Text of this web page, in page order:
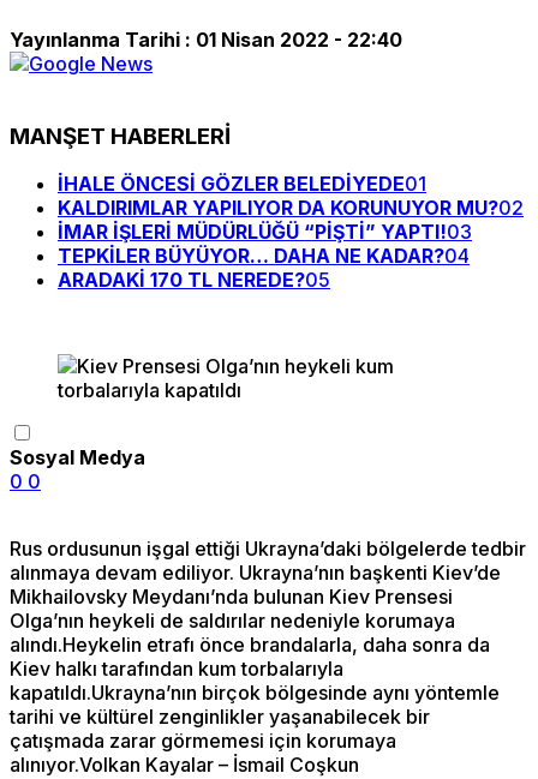
Yayınlanma Tarihi : 01 Nisan 2022 - 22:40
MANŞET HABERLERİ
İHALE ÖNCESİ GÖZLER BELEDİYEDE01
KALDIRIMLAR YAPILIYOR DA KORUNUYOR MU?02
İMAR İŞLERİ MÜDÜRLÜĞÜ “PİŞTİ” YAPTI!03
TEPKİLER BÜYÜYOR… DAHA NE KADAR?04
ARADAKİ 170 TL NEREDE?05
Sosyal Medya
0 0
Rus ordusunun işgal ettiği Ukrayna’daki bölgelerde tedbir
alınmaya devam ediliyor. Ukrayna’nın başkenti Kiev’de
Mikhailovsky Meydanı’nda bulunan Kiev Prensesi
Olga’nın heykeli de saldırılar nedeniyle korumaya
alındı.Heykelin etrafı önce brandalarla, daha sonra da
Kiev halkı tarafından kum torbalarıyla
kapatıldı.Ukrayna’nın birçok bölgesinde aynı yöntemle
tarihi ve kültürel zenginlikler yaşanabilecek bir
çatışmada zarar görmemesi için korumaya
alınıyor.Volkan Kayalar – İsmail Coşkun